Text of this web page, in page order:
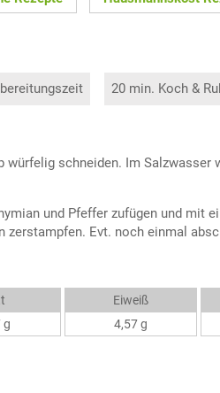
20 min. Koch &
würfelig schneiden. Im Salzwasser
und Pfeffer zufügen und mit
zerstampfen. Evt. noch einmal
g
Eiweiß
4,57 g